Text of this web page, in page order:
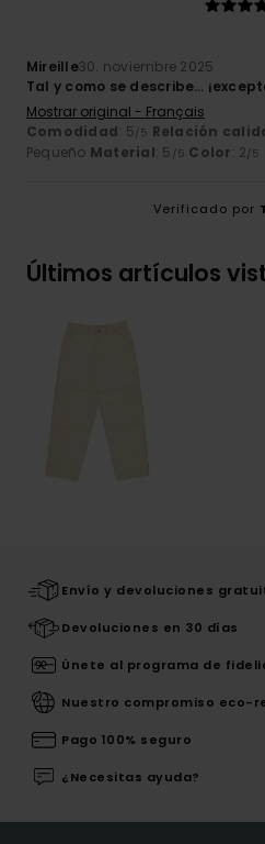
Mireille30. noviembre 2025
Tal y como se describe…
Mostrar original - Français
Comodidad: 5/5 Relación
Pequeño Material: 5 /5 Color: 2/5
Verificado por
Últimos artículos
Envío y devoluciones
Devoluciones en 30 días
Únete al programa de
Nuestro compromiso eco-
Pago 100% seguro
¿Necesitas ayuda?